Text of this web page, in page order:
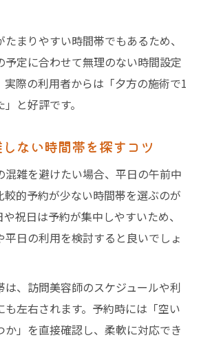
まりやすい時間帯でもあるため、
予定に合わせて無理のない時間設定
実際の利用者からは「夕方の施術で1
と好評です。
ない時間帯を探すコツ
混雑を避けたい場合、平日の午前中
的予約が少ない時間帯を選ぶのが
祝日は予約が集中しやすいため、
平日の利用を検討すると良いでしょ
は、訪問美容師のスケジュールや利
も左右されます。予約時には「空い
か」を直接確認し、柔軟に対応でき